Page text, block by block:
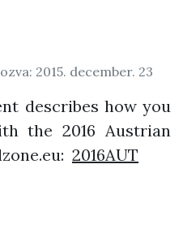
2015. december. 23
describes how you
the 2016 Austrian
2016AUT